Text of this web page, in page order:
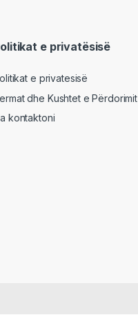
e privatësisë
e privatesisë
dhe Kushtet e Përdorimit
kontaktoni